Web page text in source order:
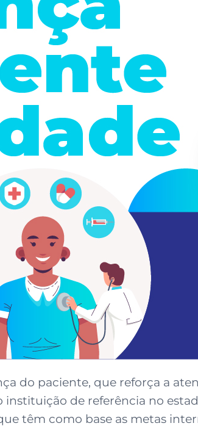
do paciente, que reforça a
de referência no
têm como base as metas